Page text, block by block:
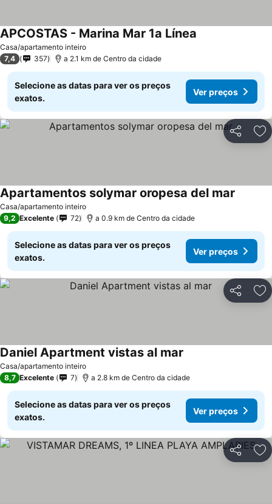
Casa/apartamento inteiro
APCOSTAS - Marina Mar 1a Línea
7,4 357 a 2.1 km de Centro da cidade
Selecione as datas para ver os preços
exatos.
Ver preços
Partilhar
Casa/apartamento inteiro
Apartamentos solymar oropesa del mar
9,2 Excelente 72 a 0.9 km de Centro da cidade
Selecione as datas para ver os preços
exatos.
Ver preços
Partilhar
Casa/apartamento inteiro
Daniel Apartment vistas al mar
8,7 Excelente 7 a 2.8 km de Centro da cidade
Selecione as datas para ver os preços
exatos.
Ver preços
Partilhar